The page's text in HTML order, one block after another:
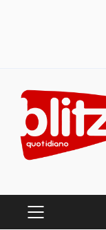
content
PRIMARY